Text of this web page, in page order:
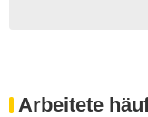
Arbeitete